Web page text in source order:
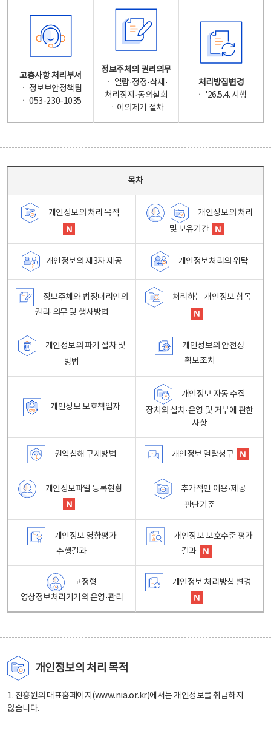
고충사항 처리부서
ㆍ 정보보안정책팀
ㆍ 053-230-1035
정보주체의 권리의무
ㆍ 열람·정정·삭제·
처리정지·동의철회
ㆍ이의제기 절차
처리방침변경
ㆍ '26.5.4. 시행
목차
개인정보의 처리 목적
개인정보의 처리
및 보유기간
개인정보의 제3자 제공 개인정보처리의 위탁
정보주체와 법정대리인의
권리·의무 및 행사방법
처리하는 개인정보 항목
개인정보의 파기 절차 및
방법
개인정보의 안전성
확보조치
개인정보 보호책임자
개인정보 자동 수집
장치의 설치·운영 및 거부에 관한
사항
권익침해 구제방법 개인정보 열람청구
개인정보파일 등록현황
추가적인 이용·제공
판단기준
개인정보 영향평가
수행결과
개인정보 보호수준 평가
결과
고정형
영상정보처리기기의 운영·관리
개인정보 처리방침 변경
개인정보의 처리 목적
1. 진흥원의 대표홈페이지(www.nia.or.kr)에서는 개인정보를 취급하지
않습니다.